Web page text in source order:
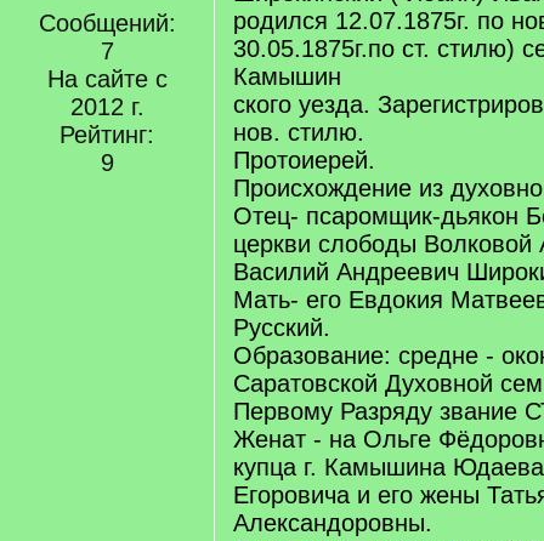
Сообщений:
7
На сайте с
2012 г.
Рейтинг:
9
родился 12.07.1875г. по
30.05.1875г.по ст. стилю)
Камышин
ского уезда.
нов. стилю.
Протоиерей.
Происхождение из
Отец- псаромщик-дьякон
церкви слободы Волковой
Василий Андреевич
Мать- его Евдокия
Русский.
Образование: средне -
Саратовской Духовной
Первому Разряду звание
Женат - на Ольге
купца г. Камышина
Егоровича и его жены
Александоровны.